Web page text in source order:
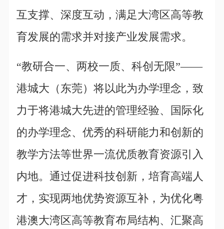
互支撑、深度互动，满足大湾区高等教
育发展的需求并对接产业发展需求。
“教研合一、两校一质、科创无限”——
港城大（东莞）将以此为办学理念，致
力于将港城大先进的管理经验、国际化
的办学理念、优秀的科研能力和创新的
教学方法等世界一流优质教育资源引入
内地。通过促进科技创新，培育高端人
才，实现两地优势资源互补，为优化粤
港澳大湾区高等教育布局结构、汇聚高